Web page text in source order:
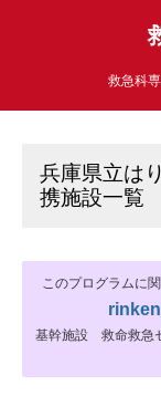
救急科
兵庫県立は
携施設一覧
このプログラムに
基幹施設 救命救急